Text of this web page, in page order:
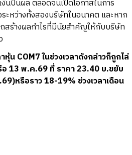
นปันผล ตลอดจนเปิดโอกาสในการ
หว่างทั้งสองบริษัทในอนาคต และหาก
ถสร้างผลกำไรที่มีนัยสำคัญให้กับบริษัท
หุ้นCOM7ในช่วงเวลาดังกล่าวก็ถูกไล่
13พ.ค.69ที่ ราคา23.40บ.ขยับ
69)หรือราว18-19% ช่วงเวลาเดือน